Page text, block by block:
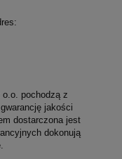
pochodzą z
jakości
dostarczona jest
dokonują